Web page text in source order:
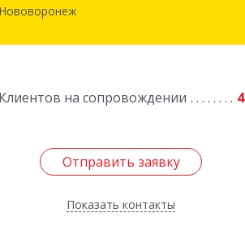
Нововоронеж
Клиентов на сопровождении 4
Отправить заявку
Показать контакты
396 073, Нововоронеж г, а/я, дом № 30
Отправить заявку
Назад